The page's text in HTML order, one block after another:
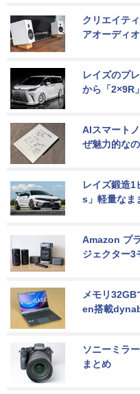
クリエイテ
アオーディ
レイズのプ
から「2×9R
AIスマート
ぜ魅力的な
レイズ鍛造
s」軽量なま
Amazon プ
ジェクター3
メモリ
en搭載
ソニーミラ
まとめ